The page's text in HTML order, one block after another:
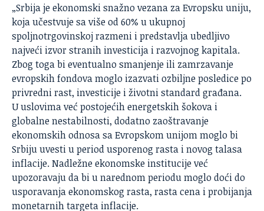
„Srbijaje ekonomski snažno vezana za Evropsku uniju,
koja učestvuje sa više od 60% u ukupnoj
spoljnotrgovinskoj razmeni i predstavlja ubedljivo
najveći izvor stranih investicija i razvojnog kapitala.
Zbog toga bi eventualno smanjenje ili zamrzavanje
evropskih fondova moglo izazvati ozbiljne posledice po
privredni rast, investicije i životni standard građana.
U uslovima već postojećih energetskih šokova i
globalne nestabilnosti, dodatno zaoštravanje
ekonomskih odnosa sa Evropskom unijom moglo bi
Srbiju uvesti u period usporenog rasta i novog talasa
inflacije. Nadležne ekonomske institucije već
upozoravaju da bi u narednom periodu moglo doći do
usporavanja ekonomskog rasta, rasta cena i probijanja
monetarnih targeta inflacije.